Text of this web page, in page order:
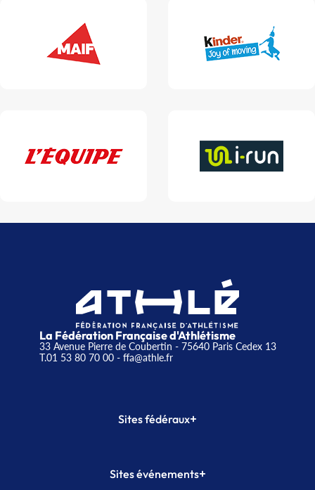
La Fédération Française d'Athlétisme
33 Avenue Pierre de Coubertin - 75640 Paris Cedex 13
T.01 53 80 70 00- ffa@athle.fr
Sites fédéraux+
Plateforme Formation
Sites événements+